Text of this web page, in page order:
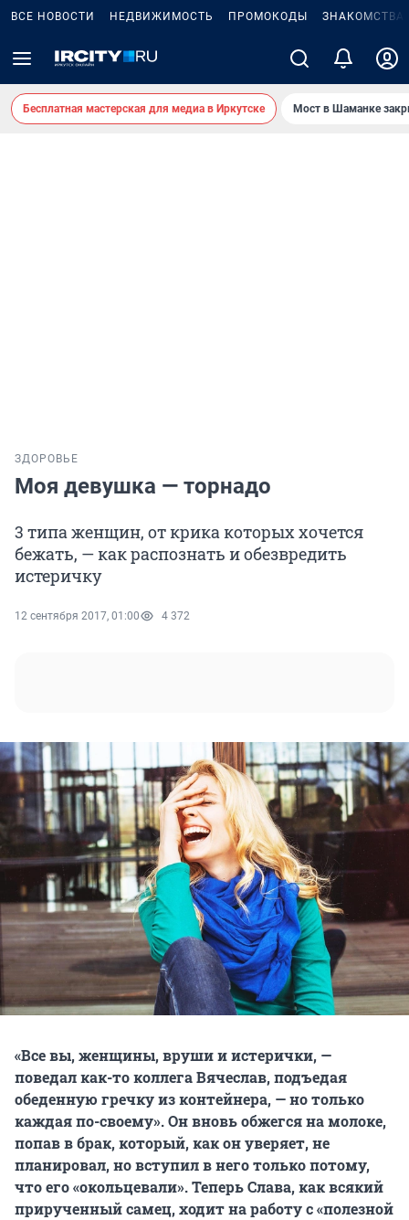
ВСЕ НОВОСТИ НЕДВИЖИМОСТЬ ПРОМОКОДЫ ЗНАКОМСТВА
Бесплатная мастерская для медиа в Иркутске Мост в Шаманке
ЗДОРОВЬЕ
Моя девушка — торнадо
3 типа женщин, от крика которых хочется
бежать, — как распознать и обезвредить
истеричку
12 сентября 2017, 01:00 4 372
«Все вы, женщины, вруши и истерички, —
поведал как-то коллега Вячеслав, подъедая
обеденную гречку из контейнера, — но только
каждая по-своему». Он вновь обжегся на молоке,
попав в брак, который, как он уверяет, не
планировал, но вступил в него только потому,
что его «окольцевали». Теперь Слава, как всякий
прирученный самец, ходит на работу с «полезной